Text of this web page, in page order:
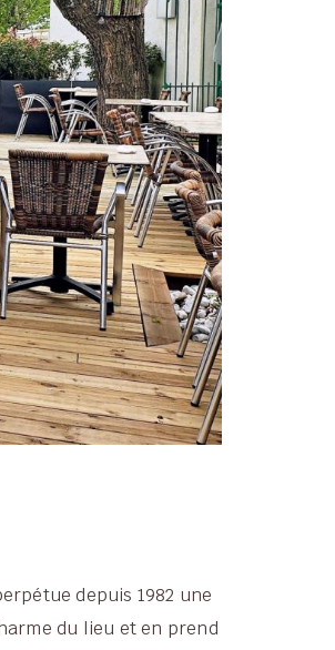
depuis 1982 une
du lieu et en prend